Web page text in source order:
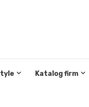
Katalog firm